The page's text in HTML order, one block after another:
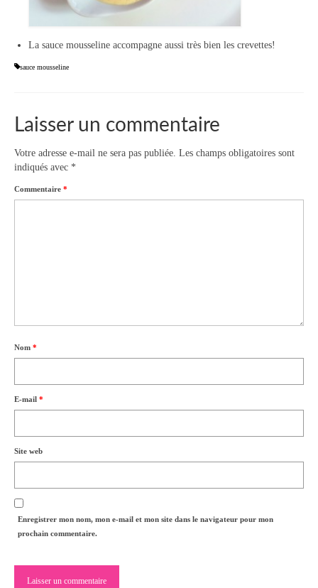
La sauce mousseline accompagne aussi très bien les crevettes!
sauce mousseline
Laisser un commentaire
Votre adresse e-mail ne sera pas publiée. Les champs obligatoires sont
indiqués avec *
Commentaire *
Nom *
E-mail *
Site web
Enregistrer mon nom, mon e-mail et mon site dans le navigateur pour mon
prochain commentaire.